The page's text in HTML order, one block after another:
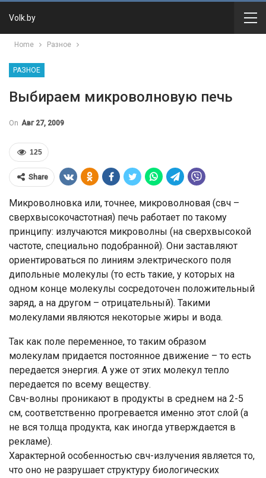
Volk.by
Home Разное
РАЗНОЕ
Выбираем микроволновую печь
On Авг 27, 2009
125
Share
Микроволновка или, точнее, микроволновая (свч –
сверхвысокочастотная) печь работает по такому
принципу: излучаются микроволны (на сверхвысокой
частоте, специально подобранной). Они заставляют
ориентироваться по линиям электрического поля
дипольные молекулы (то есть такие, у которых на
одном конце молекулы сосредоточен положительный
заряд, а на другом – отрицательный). Такими
молекулами являются некоторые жиры и вода.
Так как поле переменное, то таким образом
молекулам придается постоянное движение – то есть
передается энергия. А уже от этих молекул тепло
передается по всему веществу.
Свч-волны проникают в продукты в среднем на 2-5
см, соответственно прогревается именно этот слой (а
не вся толща продукта, как иногда утверждается в
рекламе).
Характерной особенностью свч-излучения является то,
что оно не разрушает структуру биологических